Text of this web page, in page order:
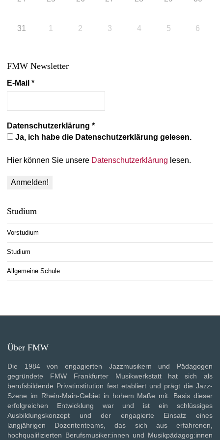
31 1 2 3 4 5 6
FMW Newsletter
E-Mail *
Datenschutzerklärung *
Ja, ich habe die Datenschutzerklärung gelesen.
Hier können Sie unsere Datenschutzerklärung lesen.
Studium
Vorstudium
Studium
Allgemeine Schule
Über FMW
Die 1984 von engagierten Jazzmusikern und Pädagogen
gegründete FMW Frankfurter Musikwerkstatt hat sich als
berufsbildende Privatinstitution fest etabliert und prägt die Jazz-
Szene im Rhein-Main-Gebiet in hohem Maße mit. Basis dieser
erfolgreichen Entwicklung war und ist ein schlüssiges
Ausbildungskonzept und der engagierte Einsatz eines
langjährigen Dozententeams, das sich aus erfahrenen,
hochqualifizierten Berufsmusiker:innen und Musikpädagog:innen